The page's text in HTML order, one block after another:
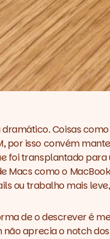
Coisas
por isso convém
foi transplantado
como o
ou trabalho mais
de o descrever é
aprecia o notch